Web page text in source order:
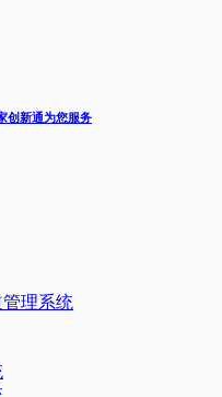
创新通为您服务
理系统